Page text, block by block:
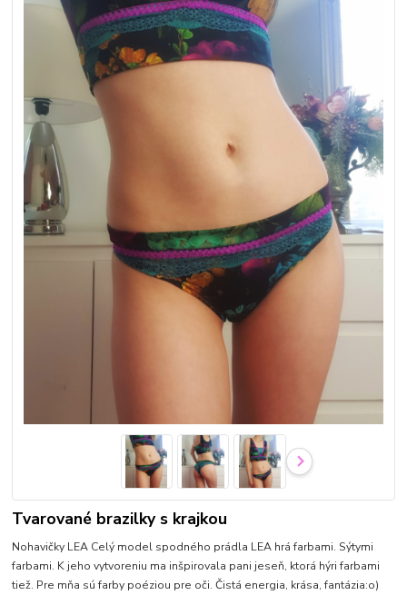
Tvarované brazilky s krajkou
Nohavičky LEA Celý model spodného prádla LEA hrá farbami. Sýtymi
farbami. K jeho vytvoreniu ma inšpirovala pani jeseň, ktorá hýri farbami
tiež. Pre mňa sú farby poéziou pre oči. Čistá energia, krása, fantázia:o)